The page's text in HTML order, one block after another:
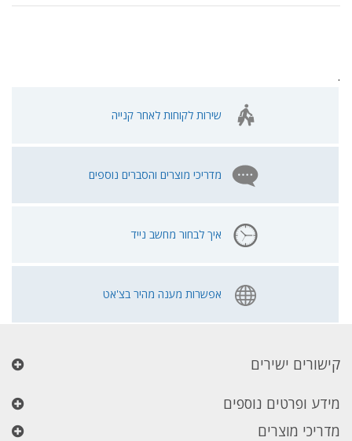
.
שירות לקוחות לאחר קנייה
מדריכי מוצרים והסברים נוספים
איך לבחור מחשב נייד
אפשרות מענה מהיר בצ'אט
קישורים ישירים
מידע ופרטים נוספים
מדריכי מוצרים